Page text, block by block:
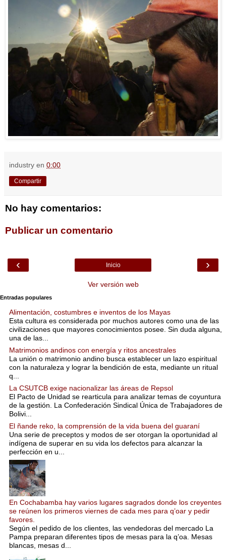
industry en 0:00
Compartir
No hay comentarios:
Publicar un comentario
‹ ›
Inicio
Ver versión web
Entradas populares
Alimentación, costumbres e inventos de los Mayas
Esta cultura es considerada por muchos autores como una de las
civilizaciones que mayores conocimientos posee. Sin duda alguna,
una de las...
Matrimonios andinos con energía y ritos ancestrales
La unión o matrimonio andino busca establecer un lazo espiritual
con la naturaleza y lograr la bendición de esta, mediante un ritual
q...
La CSUTCB exige nacionalizar las áreas de Repsol
El Pacto de Unidad se rearticula para analizar temas de coyuntura
de la gestión. La Confederación Sindical Única de Trabajadores de
Bolivi...
El ñande reko, la comprensión de la vida buena del guaraní
Una serie de preceptos y modos de ser otorgan la oportunidad al
indígena de superar en su vida los defectos para alcanzar la
perfección en u...
En Cochabamba hay varios lugares sagrados donde los creyentes
se reúnen los primeros viernes de cada mes para q’oar y pedir
favores.
Según el pedido de los clientes, las vendedoras del mercado La
Pampa preparan diferentes tipos de mesas para la q’oa. Mesas
blancas, mesas d...